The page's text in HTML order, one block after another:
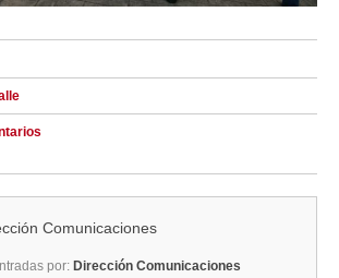
Comunicaciones
por: Dirección Comunicaciones